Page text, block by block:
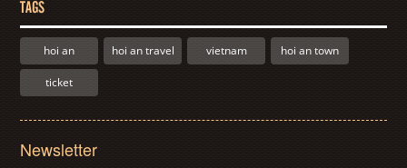
TAGS
hoi an hoi an travel vietnam hoi an town
ticket
Newsletter